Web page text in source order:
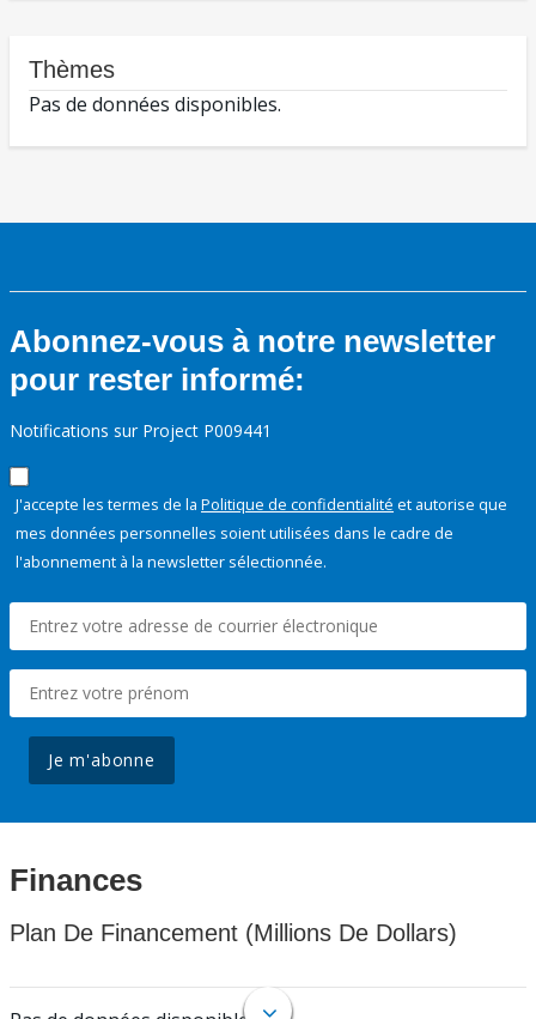
Thèmes
Pas de données disponibles.
Abonnez-vous à notre newsletter
pour rester informé:
Notifications sur Project P009441
J'accepte les termes de la Politique de confidentialité et autorise que
mes données personnelles soient utilisées dans le cadre de
l'abonnement à la newsletter sélectionnée.
Je m'abonne
Finances
Plan De Financement (Millions De Dollars)